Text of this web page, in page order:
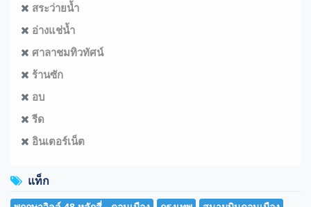
สระว่ายน้ำ
อ่างแช่น้ำ
ศาลาชมทิวทัศน์
ร้านซัก
อบ
รีด
อินเตอร์เน็ต
แท็ก